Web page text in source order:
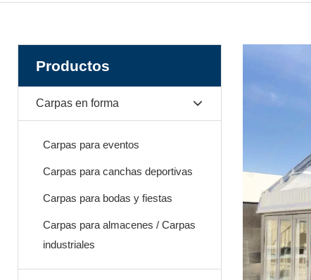
Productos
Carpas en forma
Carpas para eventos
Carpas para canchas deportivas
Carpas para bodas y fiestas
Carpas para almacenes / Carpas
industriales